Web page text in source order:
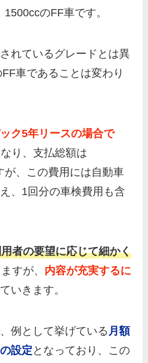
のFF車です。
れているグレードとは異
車であることは変わり
ク5年リースの場合で
なり、支払総額は
が、この費用には自動車
、1回分の車検費用も含
者の要望に応じて細かく
すが、 内容が充実するに
いきます。
例として挙げている 月額
設定 となっており、この